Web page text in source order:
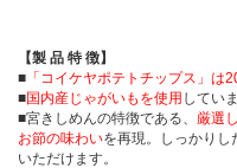
【製 品 特 徴】
■ 「コイケヤポテトチップス」は
■国内産じゃがいもを使用 してい
■宮きしめんの特徴である、 厳選
お節の味わいを再現。しっかり
いただけます。